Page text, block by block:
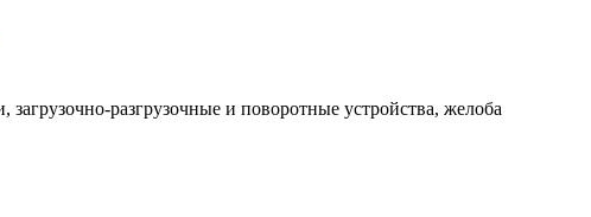
разгрузочные и поворотные устройства, желоба